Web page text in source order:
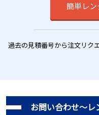
簡単レン
過去の見積番号から注文リク
お問い合わせ～